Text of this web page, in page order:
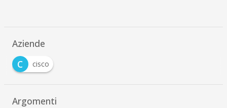
Aziende
C
cisco
Argomenti